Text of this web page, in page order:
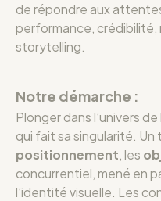
de répondre aux
performance, crédibilité,
storytelling.
Notre démarche :
Plonger dans l’univers
qui fait sa singularité. Un
positionnement, les
concurrentiel, mené en
l’identité visuelle. Les